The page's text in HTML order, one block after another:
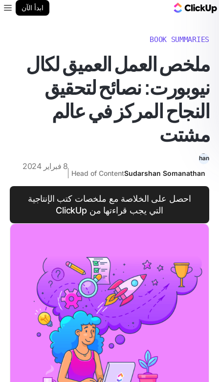
ابدأ الآن
BOOK SUMMARIES
ملخص العمل العميق لكال
نيوبورت: نصائح لتحقيق
النجاح المركز في عالم
مشتت
Sudarshan Somanathan
Head of Content
8 فبراير 2024
احصل على الخلاصة مع ملخصات كتب الإنتاجية
التي يجب قراءتها من ClickUp